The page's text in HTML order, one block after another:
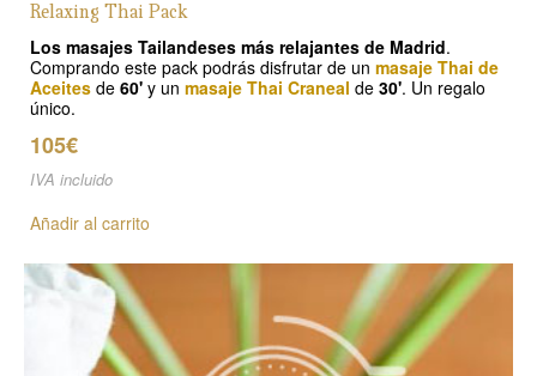
Relaxing Thai Pack
Los masajes Tailandeses más relajantes de Madrid.
Comprando este pack podrás disfrutar de un masaje Thai de
Aceites de 60' y un masaje Thai Craneal de 30'. Un regalo
único.
105€
IVA incluido
Añadir al carrito